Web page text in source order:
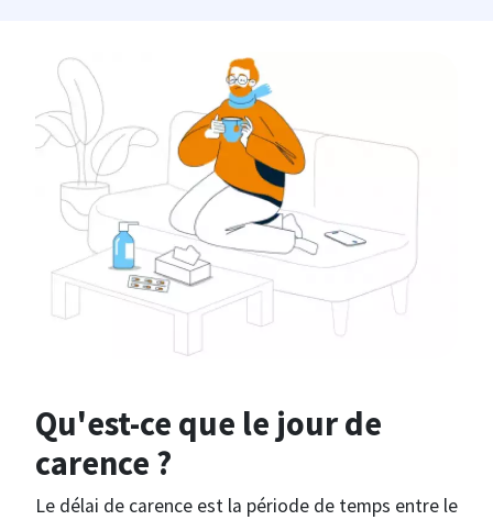
Image
Qu'est-ce que le jour de
carence ?
Le délai de carence est la période de temps entre le